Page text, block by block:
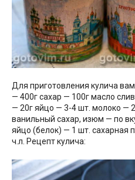
Для приготовления кулича
— 400г сахар — 100г масло
— 20г яйцо — 3-4 шт. молоко —
ванильный сахар, изюм — по
яйцо (белок) — 1 шт. сахарная
ч.л. Рецепт кулича: